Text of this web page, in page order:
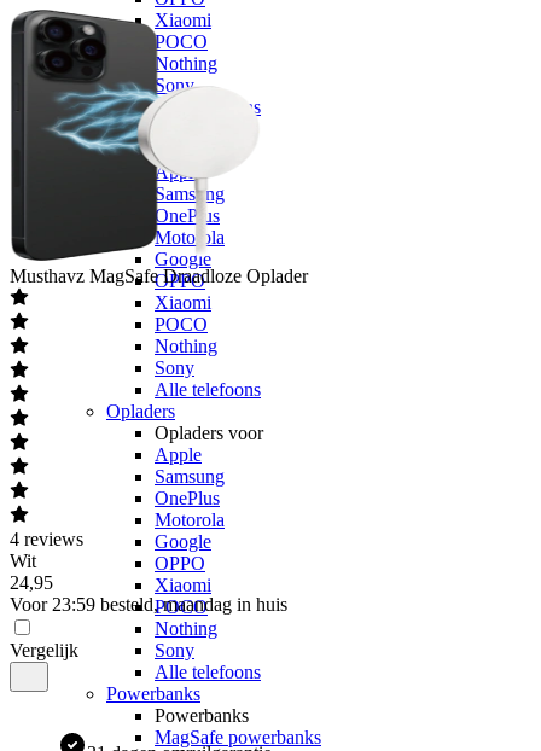
Xiaomi
POCO
Nothing
Sony
Alle telefoons
Kabels
Kabels voor
Apple
Samsung
OnePlus
Motorola
Google
OPPO
Xiaomi
POCO
Nothing
Sony
Alle telefoons
Opladers
Opladers voor
Apple
Samsung
OnePlus
Motorola
Google
OPPO
Xiaomi
POCO
Nothing
Sony
Alle telefoons
Powerbanks
Powerbanks
MagSafe powerbanks
Musthavz MagSafe Draadloze Oplader
4 reviews
Wit
24,95
Voor 23:59 besteld, maandag in huis
Vergelijk